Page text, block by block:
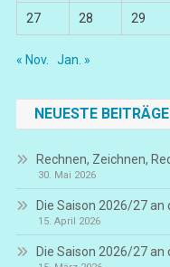
27 28 29
« Nov. Jan. »
NEUESTE BEITRÄGE
Rechnen, Zeichnen,
30. Mai 2026
Die Saison 2026/27 an
15. April 2026
Die Saison 2026/27